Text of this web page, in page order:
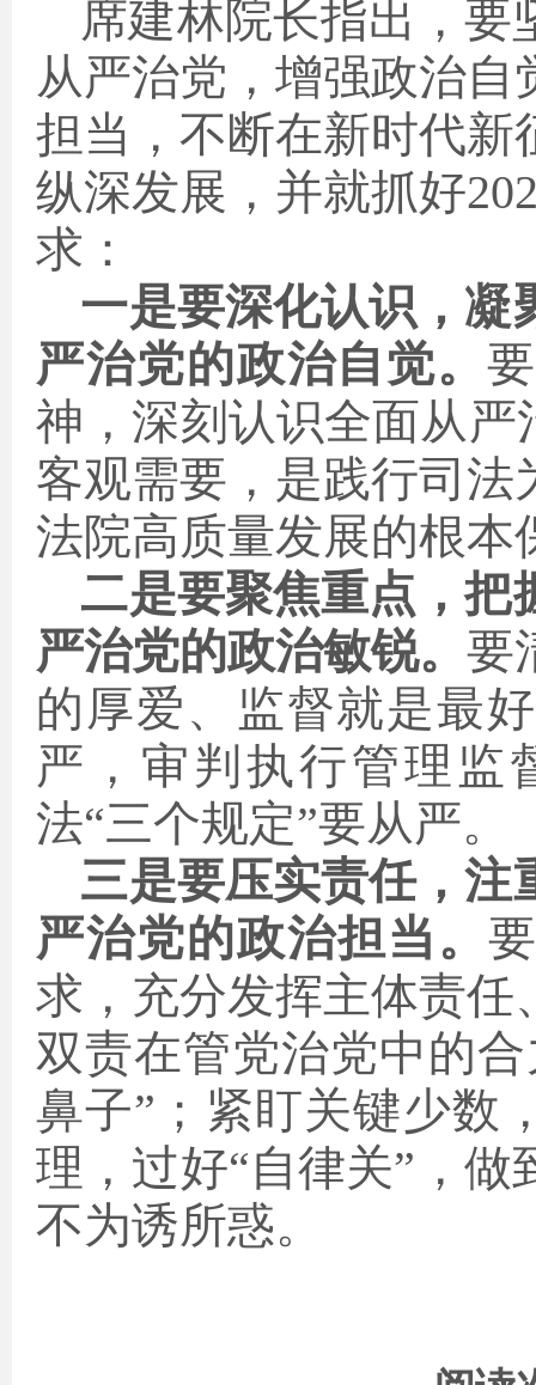
席建林院长指出，要
从严治党，增强政治
担当，不断在新时代新
纵深发展 ，并就抓好
求：
一是要深化认识，凝
严治党的政治自觉。
神，深刻认识全面从严
客观需要，是践行司
法院高质量发展的根本
二是要聚焦重点，把
严治党的政治敏锐。 要
的厚爱、监督就是最
严，审判执行管理监
法“三个规定”要从严。
三是要压实责任，注
严治党的政治担当。
求，充分发挥主体责任
双责在管党治党中的
鼻子”；紧盯关键少数
理，过好“自律关”，
不为诱所惑。